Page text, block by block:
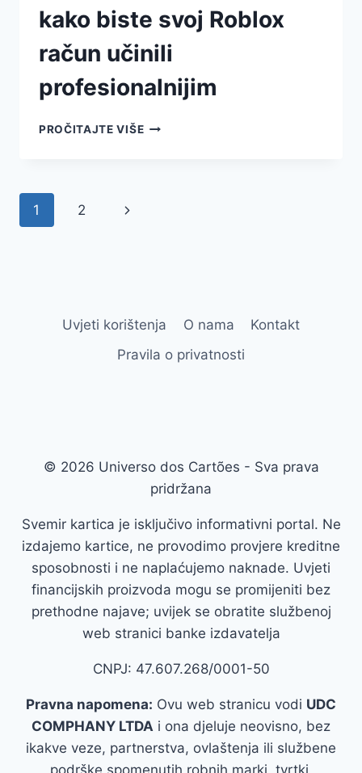
kako biste svoj Roblox
račun učinili
profesionalnijim
PROČITAJTE VIŠE
1 2
Uvjeti korištenja O nama
Kontakt
Pravila o privatnosti
© 2026 Universo dos Cartões - Sva prava
pridržana
Svemir kartica je isključivo informativni portal. Ne
izdajemo kartice, ne provodimo provjere kreditne
sposobnosti i ne naplaćujemo naknade. Uvjeti
financijskih proizvoda mogu se promijeniti bez
prethodne najave; uvijek se obratite službenoj
web stranici banke izdavatelja
CNPJ: 47.607.268/0001-50
Pravna napomena: Ovu web stranicu vodi UDC
COMPHANY LTDA i ona djeluje neovisno, bez
ikakve veze, partnerstva, ovlaštenja ili službene